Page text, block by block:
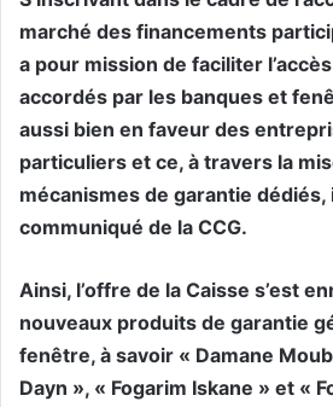
marché des financements
a pour mission de faciliter
accordés par les banques et
aussi bien en faveur des
particuliers et ce, à travers la
mécanismes de garantie dédiés,
communiqué de la CCG.
Ainsi, l’offre de la Caisse s’est
nouveaux produits de garantie
fenêtre, à savoir « Damane
Dayn », « Fogarim Iskane » et «